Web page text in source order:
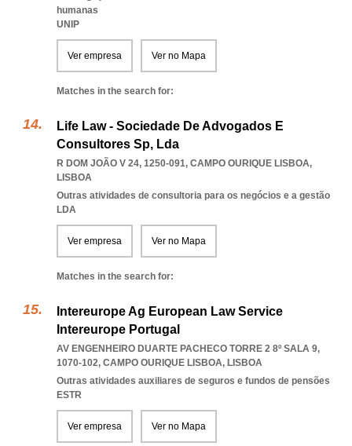
humanas
UNIP
Ver empresa Ver no Mapa
Matches in the search for:
Life Law - Sociedade De Advogados E
Consultores Sp, Lda
R DOM JOÃO V 24, 1250-091, CAMPO OURIQUE LISBOA,
LISBOA
Outras atividades de consultoria para os negócios e a gestão
LDA
Ver empresa Ver no Mapa
Matches in the search for:
Intereurope Ag European Law Service
Intereurope Portugal
AV ENGENHEIRO DUARTE PACHECO TORRE 2 8º SALA 9,
1070-102, CAMPO OURIQUE LISBOA, LISBOA
Outras atividades auxiliares de seguros e fundos de pensões
ESTR
Ver empresa Ver no Mapa